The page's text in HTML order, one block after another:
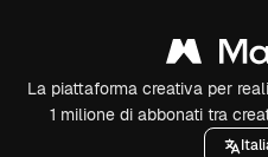
La piattaforma creativa per
1 milione di abbonati tra